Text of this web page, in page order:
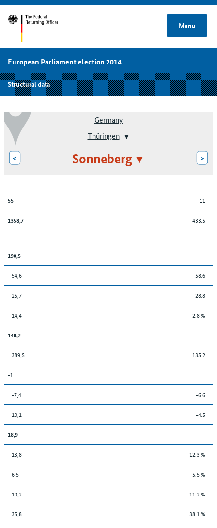
Menu
European Parliament election 2014
Structural data
Germany
Thüringen
< Sonneberg >
55 11
1358,7 433.5
190,5
54,6 58.6
25,7 28.8
14,4 2.8 %
140,2
389,5 135.2
-1
-7,4 -6.6
10,1 -4.5
18,9
13,8 12.3 %
6,5 5.5 %
10,2 11.2 %
35,8 38.1 %